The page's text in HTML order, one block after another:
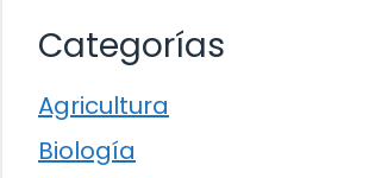
Categorías
Agricultura
Biología